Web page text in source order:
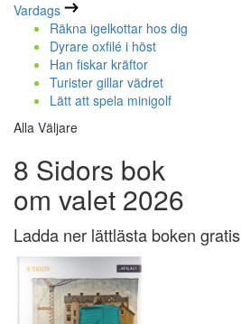
Vardags
Räkna igelkottar hos dig
Dyrare oxfilé i höst
Han fiskar kräftor
Turister gillar vädret
Lätt att spela minigolf
Alla Väljare
8 Sidors bok
om valet 2026
Ladda ner lättlästa boken gratis